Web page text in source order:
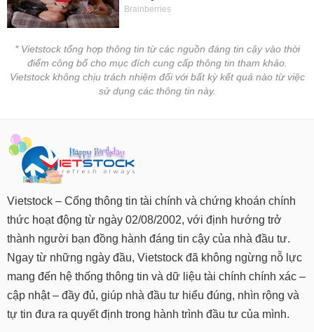
* Vietstock tổng hợp thông tin từ các nguồn đáng tin cậy vào thời
điểm công bố cho mục đích cung cấp thông tin tham khảo.
Vietstock không chịu trách nhiệm đối với bất kỳ kết quả nào từ việc
sử dụng các thông tin này.
Vietstock – Cổng thông tin tài chính và chứng khoán chính
thức hoạt động từ ngày 02/08/2002, với định hướng trở
thành người bạn đồng hành đáng tin cậy của nhà đầu tư.
Ngay từ những ngày đầu, Vietstock đã không ngừng nỗ lực
mang đến hệ thống thông tin và dữ liệu tài chính chính xác –
cập nhật – đầy đủ, giúp nhà đầu tư hiểu đúng, nhìn rộng và
tự tin đưa ra quyết định trong hành trình đầu tư của mình.